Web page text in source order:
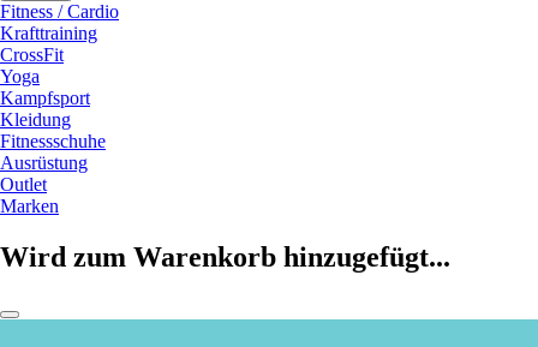
Fitness / Cardio
Krafttraining
CrossFit
Yoga
Kampfsport
Kleidung
Fitnessschuhe
Ausrüstung
Outlet
Marken
Wird zum Warenkorb hinzugefügt...